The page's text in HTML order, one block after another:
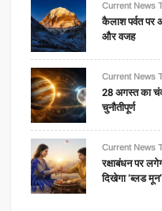
Current News
कैलाश पर्वत पर
और वजह
Current News
28 अगस्त का
चुनौतीपूर्ण
Current News
रक्षाबंधन पर
दिखेगा ‘ब्लड मून’